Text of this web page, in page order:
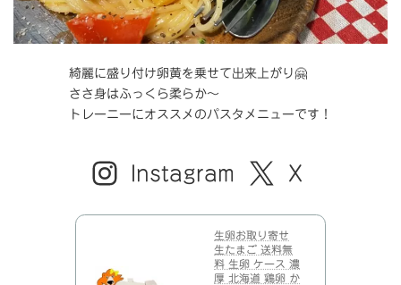
綺麗に盛り付け卵黄を乗せて出来上がり🤗
ささ身はふっくら柔らか～
トレーニーにオススメのパスタメニューです！
Instagram X
生卵お取り寄せ
生たまご 送料無
料 生卵 ケース 濃
厚 北海道 鶏卵 か